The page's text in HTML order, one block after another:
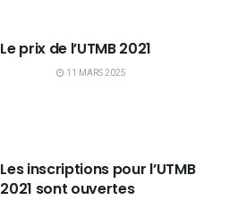
Le prix de l’UTMB 2021
11 MARS 2025
Les inscriptions pour l’UTMB
2021 sont ouvertes